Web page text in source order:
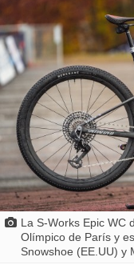
La S-Works Epic WC
Olímpico de París y
Snowshoe (EE.UU) y